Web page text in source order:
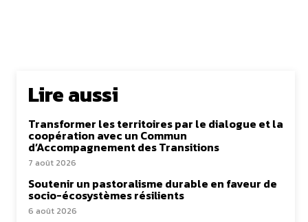
Lire aussi
Transformer les territoires par le dialogue et la
coopération avec un Commun
d’Accompagnement des Transitions
7 août 2026
Soutenir un pastoralisme durable en faveur de
socio-écosystèmes résilients
6 août 2026